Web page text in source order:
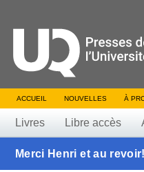
ACCUEIL NOUVELLES À
Livres Libre accès
Merci Henri et au revoir!